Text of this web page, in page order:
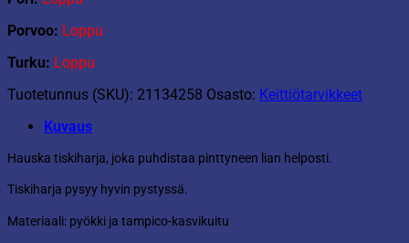
Porvoo: Loppu
Turku: Loppu
Tuotetunnus (SKU): 21134258 Osasto: Keittiötarvikkeet
Kuvaus
Hauska tiskiharja, joka puhdistaa pinttyneen lian helposti.
Tiskiharja pysyy hyvin pystyssä.
Materiaali: pyökki ja tampico-kasvikuitu